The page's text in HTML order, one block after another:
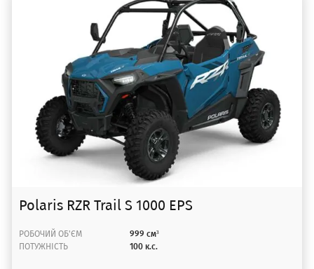
Polaris RZR Trail S 1000 EPS
РОБОЧИЙ ОБ'ЄМ
999 см³
ПОТУЖНІСТЬ
100 к.с.